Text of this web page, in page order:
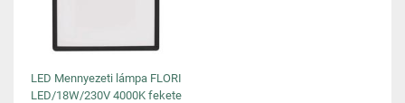
LED Mennyezeti lámpa FLORI
LED/18W/230V 4000K fekete